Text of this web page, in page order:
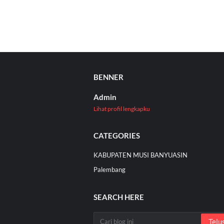
BENNER
Admin
Lihat profil lengkapku
CATEGORIES
KABUPATEN MUSI BANYUASIN
Palembang
SEARCH HERE